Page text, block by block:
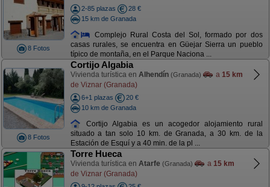
8 Fotos
2-85 plazas
28 €
15 km de Granada
Complejo Rural Costa del Sol, formado por dos
casas rurales, se encuentra en Güejar Sierra un pueblo
típico de montaña, en el Parque Naciona ...
8 Fotos
Cortijo Algabia
Vivienda turística en Alhendín (Granada) a 15 km
de Viznar (Granada)
6+1 plazas
20 €
10 km de Granada
Cortijo Algabia es un acogedor alojamiento rural
situado a tan solo 10 km. de Granada, a 30 km. de la
Estación de Esquí y a 40 min. de la pl ...
Torre Hueca
Vivienda turística en Atarfe (Granada) a 15 km
de Viznar (Granada)